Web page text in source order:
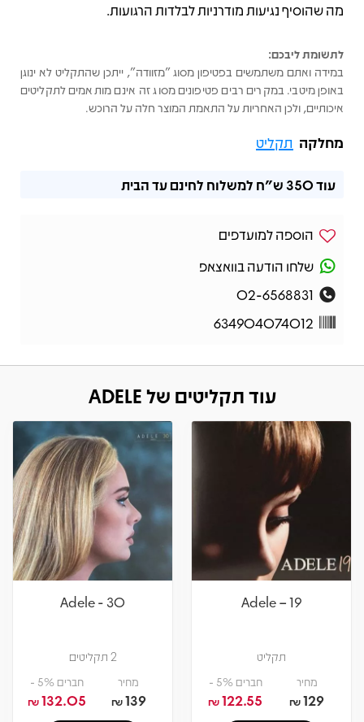
מה שהוסיף נגיעות מודרניות לבלדות הרגועות.
לתשומת ליבכם:
במידה ואתם משתמשים בפטיפון מסוג "מזוודה", ייתכן שהתקליט לא ינוגן
באופן מיטבי. במקרים רבים פטיפונים מסוג זה אינם מותאמים לתקליטים
איכותיים, ולכן האחריות על התאמת המוצר חלה על הרוכש.
מחלקה תקליט
עוד350 ש"ח למשלוח לחינם עד הבית
הוספה למועדפים
שלחו הודעה בוואצאפ
02-6568831
634904074012
עוד תקליטים של ADELE
Adele – 19
תקליט
מחיר
129
₪
חברים 5% -
122.55
₪
Adele - 30
2 תקליטים
מחיר
139
₪
חברים 5% -
132.05
₪